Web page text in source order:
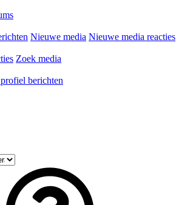
Nieuwe media Nieuwe media reacties
Zoek media
berichten